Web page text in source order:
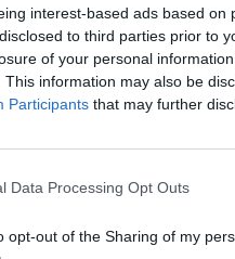
interest-based ads based
to third parties prior to
of your personal
This information may also be
Participants that may further
Data Processing Opt Outs
opt-out of the Sharing of my
lepsoriasisetl’eczéma.
?
de
elle n’est pas l’apanage
à l’âge adulte, ce